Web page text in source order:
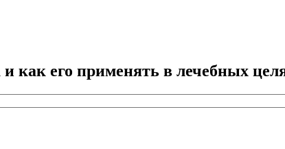
как его применять в лечебных